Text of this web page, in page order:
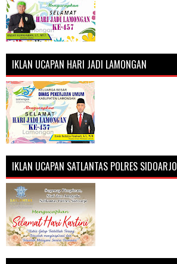
IKLAN UCAPAN HARI JADI LAMONGAN
IKLAN UCAPAN SATLANTAS POLRES SIDOARJO